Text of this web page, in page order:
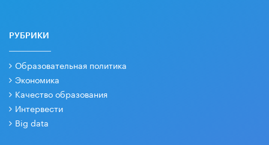
РУБРИКИ
Образовательная политика
Экономика
Качество образования
Интервести
Big data